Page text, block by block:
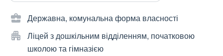
Державна, комунальна форма власності
Ліцей з дошкільним відділенням, початковою
школою та гімназією